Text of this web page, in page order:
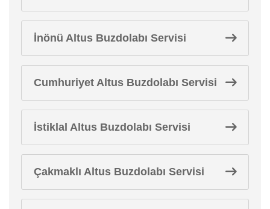
İnönü Altus Buzdolabı Servisi
Cumhuriyet Altus Buzdolabı Servisi
İstiklal Altus Buzdolabı Servisi
Çakmaklı Altus Buzdolabı Servisi